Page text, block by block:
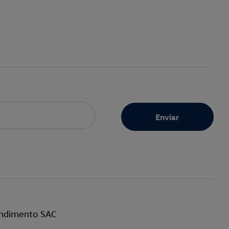
SAC